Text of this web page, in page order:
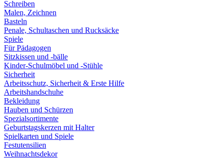
Schreiben
Malen, Zeichnen
Basteln
Penale, Schultaschen und Rucksäcke
Spiele
Für Pädagogen
Sitzkissen und -bälle
Kinder-Schulmöbel und -Stühle
Sicherheit
Arbeitsschutz, Sicherheit & Erste Hilfe
Arbeitshandschuhe
Bekleidung
Hauben und Schürzen
Spezialsortimente
Geburtstagskerzen mit Halter
Spielkarten und Spiele
Festutensilien
Weihnachtsdekor